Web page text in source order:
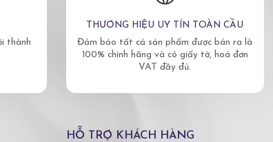
thành
THƯƠNG HIỆU UY TÍN TOÀN CẦU
Đảm bảo tất cả sản phẩm được bán ra là
100% chính hãng và có giấy tờ, hoá đơn
VAT đầy đủ.
HỖ TRỢ KHÁCH HÀNG